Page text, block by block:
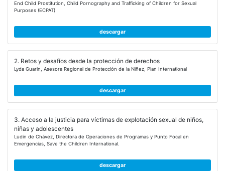
End Child Prostitution, Child Pornography and Trafficking of Children for Sexual
Purposes (ECPAT)
descargar
2. Retos y desafíos desde la protección de derechos
Lyda Guarin, Asesora Regional de Protección de la Niñez, Plan International
descargar
3. Acceso a la justicia para víctimas de explotación sexual de niños,
niñas y adolescentes
Ludin de Chávez, Directora de Operaciones de Programas y Punto Focal en
Emergencias, Save the Children International.
descargar